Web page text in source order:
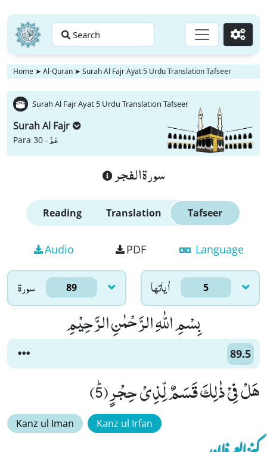
Search Go
Home ➤ Al-Quran ➤ Surah Al Fajr Ayat 5 Urdu Translation Tafseer
Surah Al Fajr Ayat 5 Urdu Translation Tafseer
Surah Al Fajr
Para 30 -عَمَّ
سورة الفجر
Reading Translation Tafseer
Audio PDF Language
سورۃ 89 اٰياتها 5
بِسْمِ اللّٰهِ الرَّحْمٰنِ الرَّحِیْمِ
89.5
هَلْ فِیْ ذٰلِكَ قَسَمٌ لِّذِیْ حِجْرٍﭤ(5)
Kanz ul Iman Kanz ul Irfan